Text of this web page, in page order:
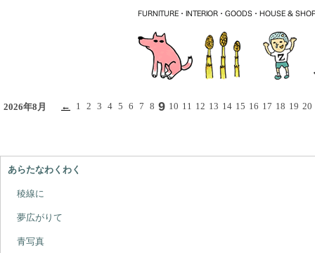
2026年8月 ← 1 2 3 4 5 6 7 8 9 10 11 12 13 14 15 16 17 18 19 20
あらたなわくわく
稜線に
夢広がりて
青写真